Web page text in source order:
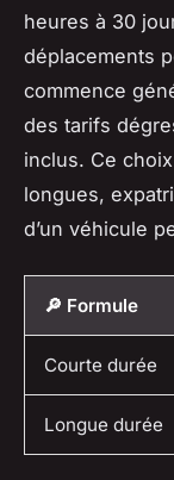
heures à 30
déplacements
commence
des tarifs
inclus. Ce
longues,
d’un véhicule
🔎 Formule
Courte durée
Longue durée